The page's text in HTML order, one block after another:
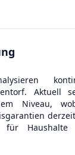
Aktuell
Niveau,
für